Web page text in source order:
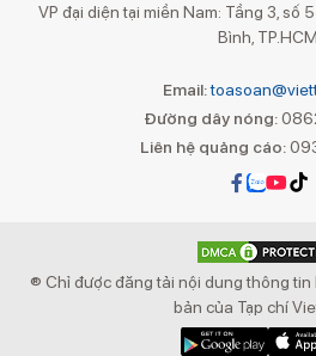
VP đại diện tại miền Nam: Tầng 3, số
Bình, TP.HCM
Email:
Đường dây nóng:
Liên hệ quảng cáo:
® Chỉ được đăng tải nội dung thông tin
bản của Tạp chí